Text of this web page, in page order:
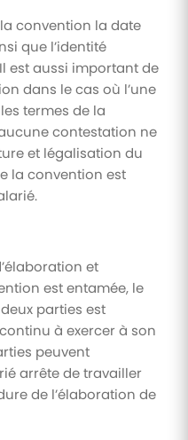
convention la date
que l’identité
est aussi important de
dans le cas où l’une
termes de la
contestation ne
et légalisation du
la convention est
et
est entamée, le
parties est
à exercer à son
peuvent
arrête de travailler
de l’élaboration de